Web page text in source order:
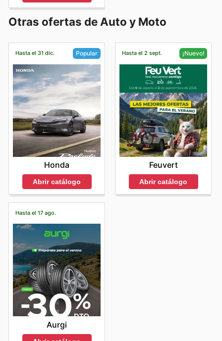
Otras ofertas de Auto y Moto
Hasta el 31 dic. Popular
Honda
Abrir catálogo
Hasta el 2 sept. ¡Nuevo!
Feuvert
Abrir catálogo
Hasta el 17 ago.
Aurgi